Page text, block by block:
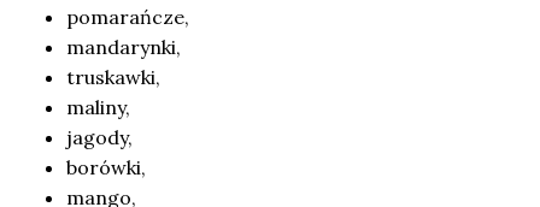
pomarańcze,
mandarynki,
truskawki,
maliny,
jagody,
borówki,
mango,